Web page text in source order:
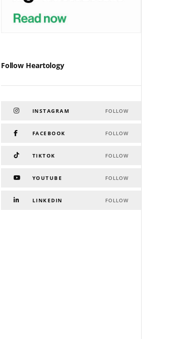
Follow Heartology
INSTAGRAM FOLLOW
FACEBOOK FOLLOW
TIKTOK FOLLOW
YOUTUBE FOLLOW
LINKEDIN FOLLOW